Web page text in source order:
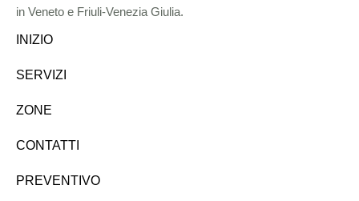
in Veneto e Friuli-Venezia Giulia.
INIZIO
SERVIZI
ZONE
CONTATTI
PREVENTIVO